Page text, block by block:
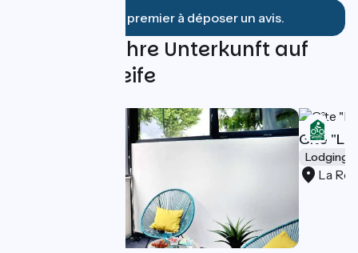
Soyez le premier à déposer un avis.
Finden Sie Ihre Unterkunft auf
dieser Schleife
Gîte "La
Lodgings
La